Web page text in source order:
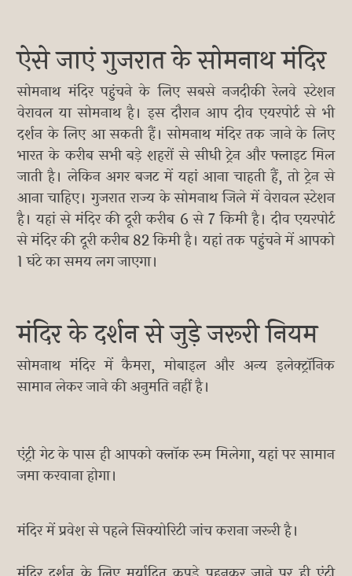
ऐसे जाएं गुजरात के सोमनाथ मंदिर
सोमनाथ मंदिर पहुंचने के लिए सबसे नजदीकी रेलवे स्टेशन
वेरावल या सोमनाथ है। इस दौरान आप दीव एयरपोर्ट से भी
दर्शन के लिए आ सकती हैं। सोमनाथ मंदिर तक जाने के लिए
भारत के करीब सभी बड़े शहरों से सीधी ट्रेन और फ्लाइट मिल
जाती है। लेकिन अगर बजट में यहां आना चाहती हैं, तो ट्रेन से
आना चाहिए। गुजरात राज्य के सोमनाथ जिले में वेरावल स्टेशन
है। यहां से मंदिर की दूरी करीब 6 से 7 किमी है। दीव एयरपोर्ट
से मंदिर की दूरी करीब 82 किमी है। यहां तक पहुंचने में आपको
1 घंटे का समय लग जाएगा।
मंदिर के दर्शन से जुड़े जरूरी नियम
सोमनाथ मंदिर में कैमरा, मोबाइल और अन्य इलेक्ट्रॉनिक
सामान लेकर जाने की अनुमति नहीं है।
एंट्री गेट के पास ही आपको क्लॉक रूम मिलेगा, यहां पर सामान
जमा करवाना होगा।
मंदिर में प्रवेश से पहले सिक्योरिटी जांच कराना जरूरी है।